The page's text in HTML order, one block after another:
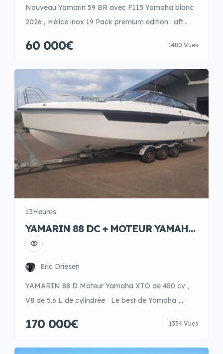
Nouveau Yamarin 59 BR avec F115 Yamaha blanc
2026 , Hélice inox 19 Pack premium edition : aft
entertainement package , water ski arch Mooring
Navionics Q remote control Dispo , en magasin au
prix salon de 53000 […]
60 000€ 1480 Vues
13Heures
YAMARIN 88 DC + MOTEUR YAMAHA
Eric Driesen
YAMARIN 88 D Moteur Yamaha XTO de 450 cv ,
V8 de 5.6 L de cylindrée Le best de Yamaha ,
package : aft canvas , sunbed , trim tabs électric ,
170 000€ 1334 Vues